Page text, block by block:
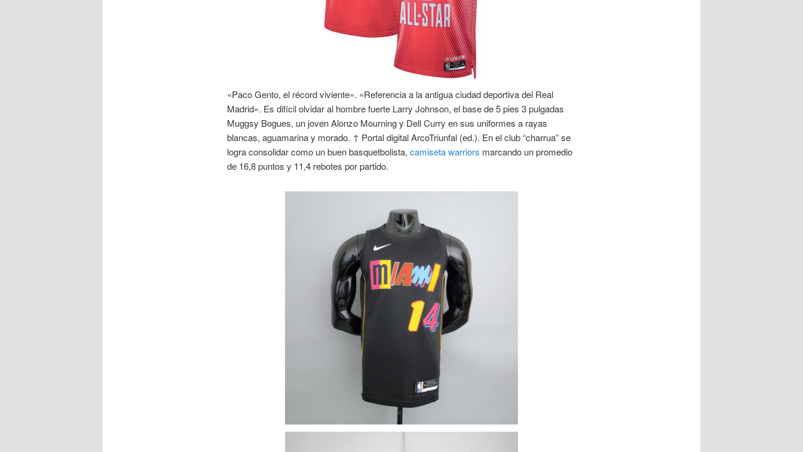
«Paco Gento, el récord viviente». «Referencia a la antigua ciudad deportiva del Real
Madrid». Es difícil olvidar al hombre fuerte Larry Johnson, el base de 5 pies 3 pulgadas
Muggsy Bogues, un joven Alonzo Mourning y Dell Curry en sus uniformes a rayas
blancas, aguamarina y morado. ↑ Portal digital ArcoTriunfal (ed.). En el club “charrua” se
logra consolidar como un buen basquetbolista, camiseta warriors marcando un promedio
de 16,8 puntos y 11,4 rebotes por partido.